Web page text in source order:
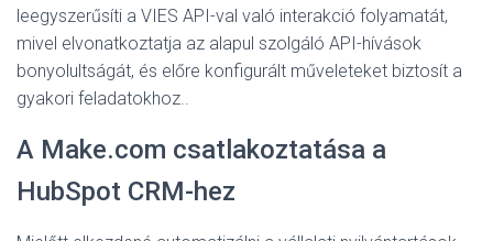
leegyszerűsíti a VIES API-val való interakció folyamatát,
mivel elvonatkoztatja az alapul szolgáló API-hívások
bonyolultságát, és előre konfigurált műveleteket biztosít a
gyakori feladatokhoz..
A Make.com csatlakoztatása a
HubSpot CRM-hez